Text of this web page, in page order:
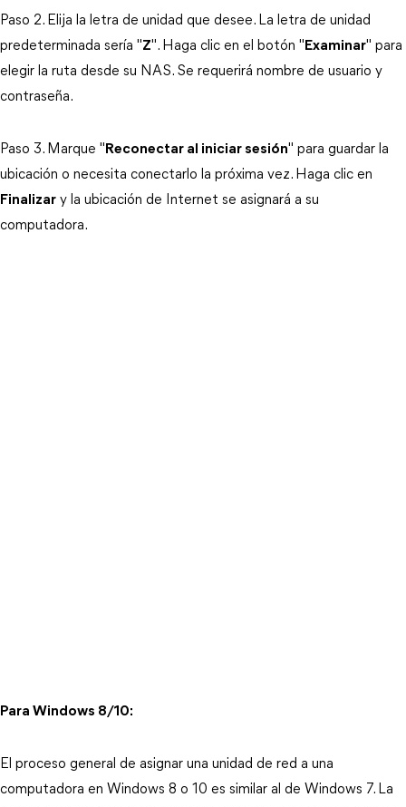
Paso 2. Elija la letra de unidad que desee. La letra de unidad
predeterminada sería "Z". Haga clic en el botón "Examinar" para
elegir la ruta desde su NAS. Se requerirá nombre de usuario y
contraseña.
Paso 3. Marque "Reconectar al iniciar sesión" para guardar la
ubicación o necesita conectarlo la próxima vez. Haga clic en
Finalizar y la ubicación de Internet se asignará a su
computadora.
Para Windows 8/10:
El proceso general de asignar una unidad de red a una
computadora en Windows 8 o 10 es similar al de Windows 7. La